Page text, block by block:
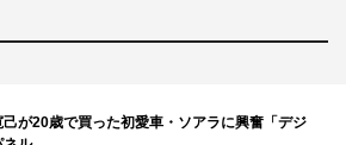
己が20歳で買った初愛車・ソアラに興奮「デジ